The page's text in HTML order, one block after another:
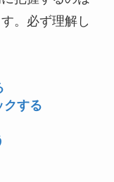
。必ず理解し
クする